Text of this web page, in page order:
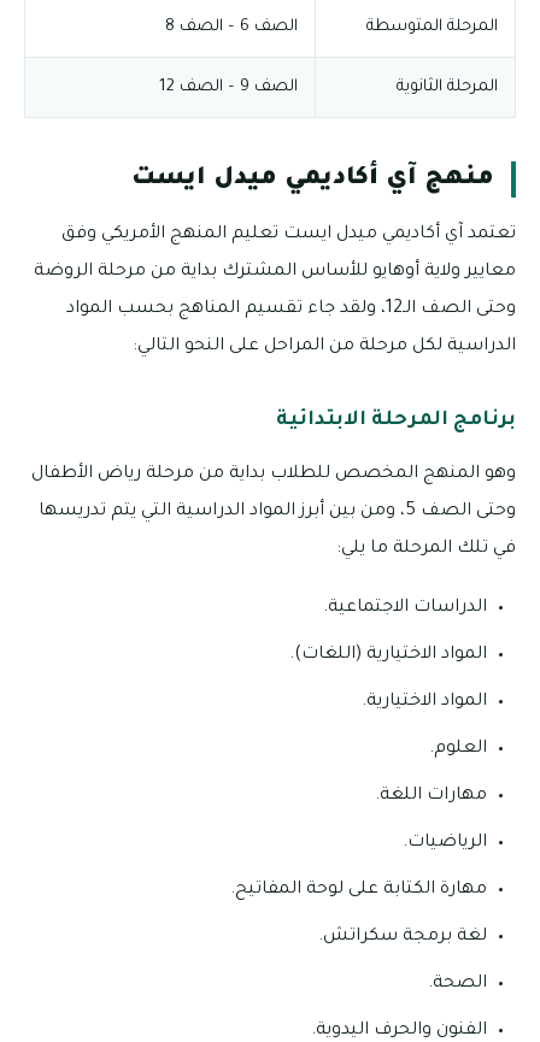
المرحلة المتوسطة الصف 6 – الصف 8
المرحلة الثانوية الصف 9 – الصف 12
منهج آي أكاديمي ميدل ايست
تعتمد آي أكاديمي ميدل ايست تعليم المنهج الأمريكي وفق
معايير ولاية أوهايو للأساس المشترك بداية من مرحلة الروضة
وحتى الصف الـ12، ولقد جاء تقسيم المناهج بحسب المواد
الدراسية لكل مرحلة من المراحل على النحو التالي:
برنامج المرحلة الابتدائية
وهو المنهج المخصص للطلاب بداية من مرحلة رياض الأطفال
وحتى الصف 5، ومن بين أبرز المواد الدراسية التي يتم تدريسها
في تلك المرحلة ما يلي:
الدراسات الاجتماعية.
المواد الاختيارية (اللغات).
المواد الاختيارية.
العلوم.
مهارات اللغة.
الرياضيات.
مهارة الكتابة على لوحة المفاتيح.
لغة برمجة سكراتش.
الصحة.
الفنون والحرف اليدوية.